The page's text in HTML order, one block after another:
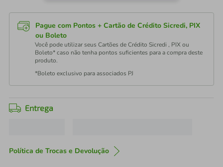
Pague com Pontos + Cartão de Crédito Sicredi, PIX
ou Boleto
Você pode utilizar seus Cartões de Crédito Sicredi , PIX ou
Boleto* caso não tenha pontos suficientes para a compra deste
produto.
*Boleto exclusivo para associados PJ
Entrega
Política de Trocas e Devolução